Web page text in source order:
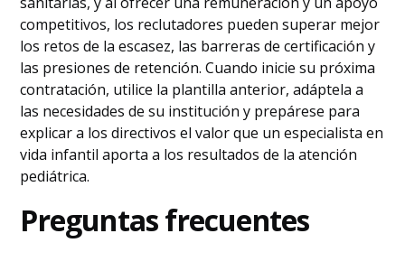
competitivos, los reclutadores pueden superar mejor
los retos de la escasez, las barreras de certificación y
las presiones de retención. Cuando inicie su próxima
contratación, utilice la plantilla anterior, adáptela a
las necesidades de su institución y prepárese para
explicar a los directivos el valor que un especialista en
vida infantil aporta a los resultados de la atención
pediátrica.
Preguntas frecuentes